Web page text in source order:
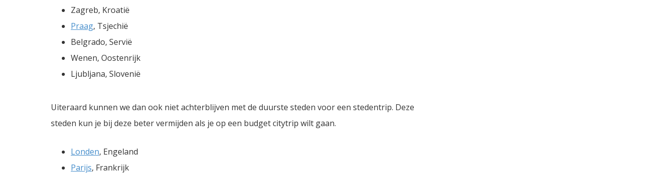
Zagreb, Kroatië
Praag, Tsjechië
Belgrado, Servië
Wenen, Oostenrijk
Ljubljana, Slovenië
Uiteraard kunnen we dan ook niet achterblijven met de duurste steden voor een stedentrip. Deze
steden kun je bij deze beter vermijden als je op een budget citytrip wilt gaan.
Londen, Engeland
Parijs, Frankrijk